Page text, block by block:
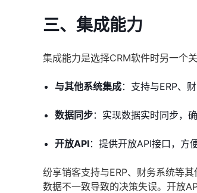
三、集成能力
集成能力是选择CRM软件时另一个
与其他系统集成：支持与ERP、
数据同步：实现数据实时同步，
开放API：提供开放API接口，方
纷享销客支持与ERP、财务系统等
数据不一致导致的决策失误。开放